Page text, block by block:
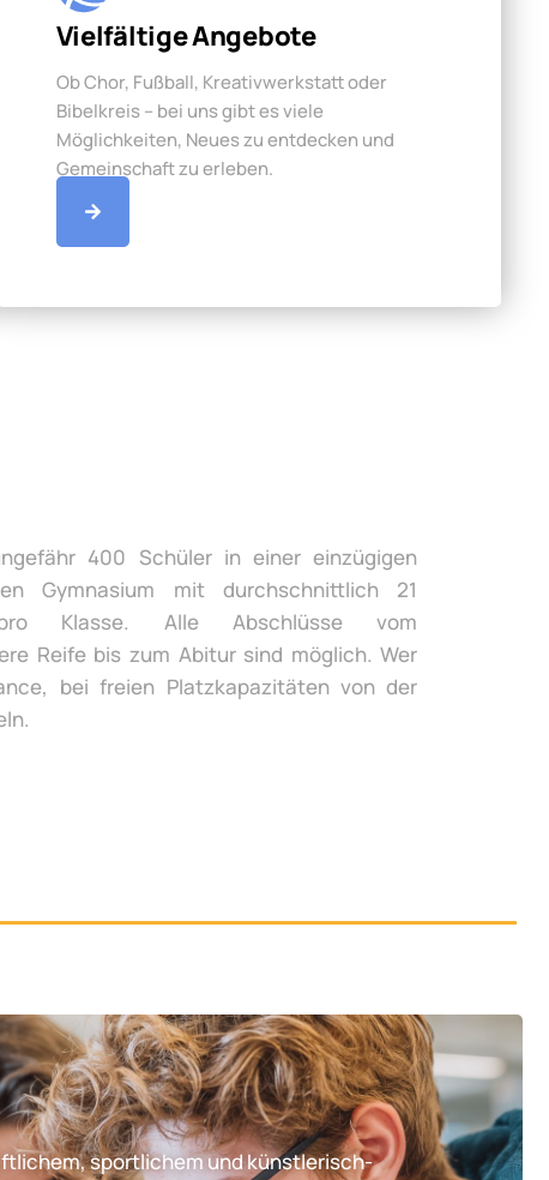
Vielfältige Angebote
Ob Chor, Fußball, Kreativwerkstatt oder
Bibelkreis – bei uns gibt es viele
Möglichkeiten, Neues zu entdecken und
Gemeinschaft zu erleben.
400 Schüler in einer einzügigen
Gymnasium mit durchschnittlich 21
Klasse. Alle Abschlüsse vom
Reife bis zum Abitur sind möglich. Wer
bei freien Platzkapazitäten von der
sportlichem und künstlerisch-